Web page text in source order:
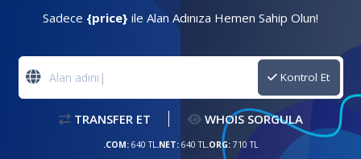
Sadece {price} ile Alan Adınıza Hemen Sahip Olun!
Kontrol Et
TRANSFER ET WHOIS SORGULA
.COM: 640 TL .NET: 640 TL .ORG: 710 TL